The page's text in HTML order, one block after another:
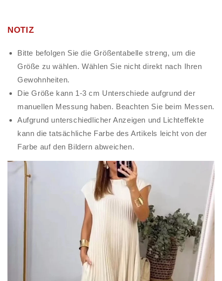
NOTIZ
Bitte befolgen Sie die Größentabelle streng, um die
Größe zu wählen. Wählen Sie nicht direkt nach Ihren
Gewohnheiten.
Die Größe kann 1-3 cm Unterschiede aufgrund der
manuellen Messung haben. Beachten Sie beim Messen.
Aufgrund unterschiedlicher Anzeigen und Lichteffekte
kann die tatsächliche Farbe des Artikels leicht von der
Farbe auf den Bildern abweichen.